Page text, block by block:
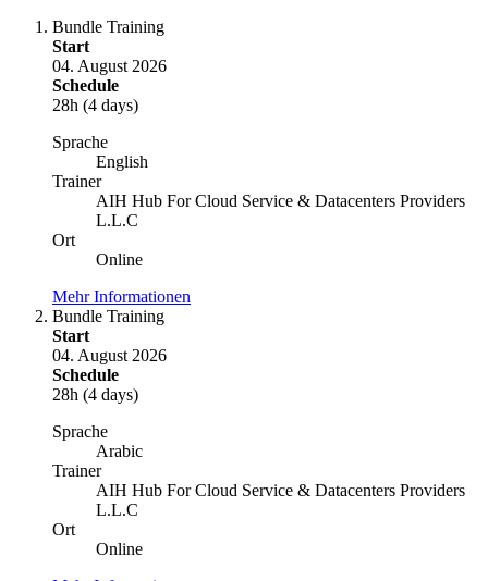
Bundle Training
Start
04. August 2026
Schedule
28h (4 days)
Sprache
English
Trainer
AIH Hub For Cloud Service & Datacenters Providers
L.L.C
Ort
Online
Mehr Informationen
Bundle Training
Start
04. August 2026
Schedule
28h (4 days)
Sprache
Arabic
Trainer
AIH Hub For Cloud Service & Datacenters Providers
L.L.C
Ort
Online